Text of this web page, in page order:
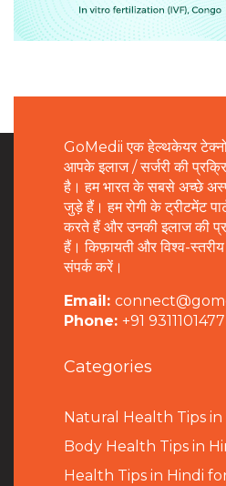
GoMedii एक हेल्थकेयर
आपके इलाज / सर्जरी की
है। हम भारत के सबसे अच्छे
जुड़े हैं। हम रोगी के ट्रीटमेंट
करते हैं और उनकी इलाज की
हैं। किफ़ायती और विश्व-
संपर्क करें।
Email:
Phone: +91 9311101477
Categories
Natural Health Tips in
Body Health Tips in
Health Tips in Hindi